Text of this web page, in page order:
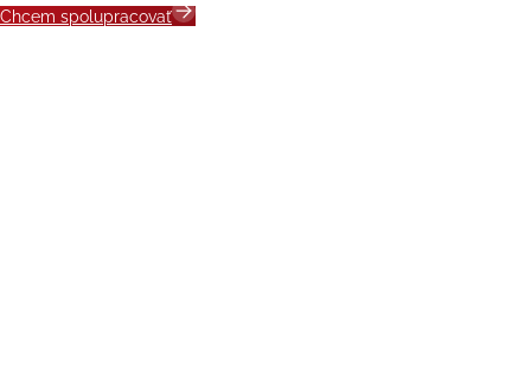
Chcem spolupracovať